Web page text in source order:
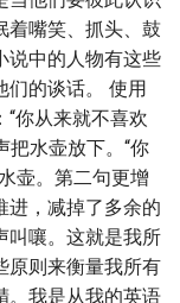
着嘴笑、抓头、鼓
说中的人物有这些
们的谈话。 使用
你从来就不喜欢
把水壶放下。“你
壶。第二句更增
进，减掉了多余的
叫嚷。这就是我所
原则来衡量我所有
。我是从我的英语